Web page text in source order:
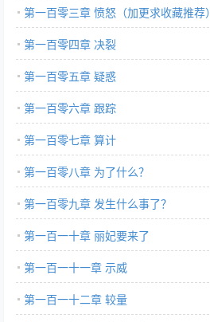
第一百零三章 愤怒（加更求收藏推荐）
第一百零四章 决裂
第一百零五章 疑惑
第一百零六章 跟踪
第一百零七章 算计
第一百零八章 为了什么？
第一百零九章 发生什么事了？
第一百一十章 丽妃要来了
第一百一十一章 示威
第一百一十二章 较量